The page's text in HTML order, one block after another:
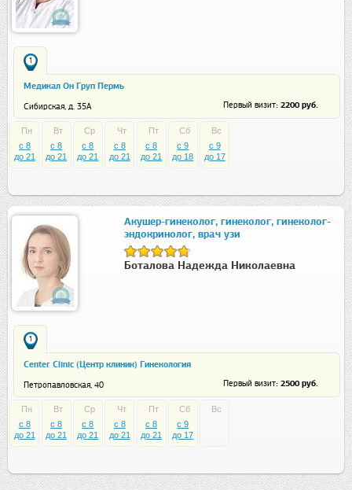
1
Медикал Он Груп Пермь
Сибирская, д. 35А Первый визит: 2200 руб.
Пн
c 8
до 21
Вт
c 8
до 21
Ср
c 8
до 21
Чт
c 8
до 21
Пт
c 8
до 21
Сб
c 9
до 18
Вс
c 9
до 17
Акушер-гинеколог, гинеколог, гинеколог-
эндокринолог, врач узи
Боталова Надежда Николаевна
1
Center Clinic (Центр клиник) Гинекология
Петропавловская, 40 Первый визит: 2500 руб.
Пн
c 8
до 21
Вт
c 8
до 21
Ср
c 8
до 21
Чт
c 8
до 21
Пт
c 8
до 21
Сб
c 9
до 17
Вс